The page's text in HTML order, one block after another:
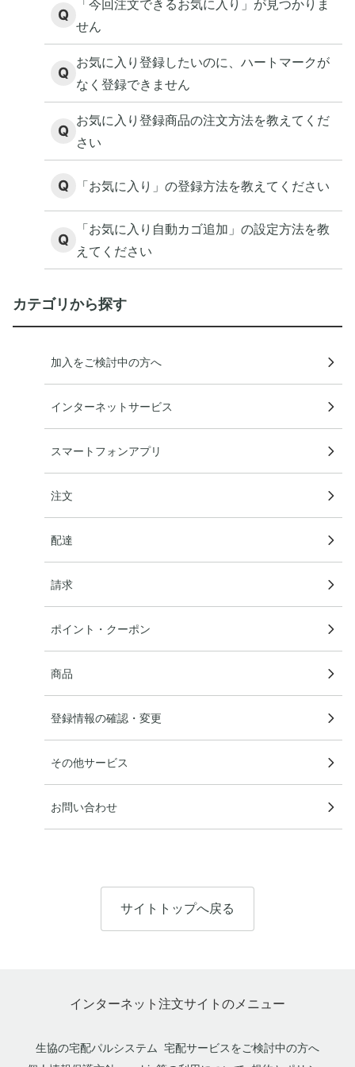
Q
「今回注文できるお気に入り」が見つかりま
せん
Q
お気に入り登録したいのに、ハートマークが
なく登録できません
Q
お気に入り登録商品の注文方法を教えてくだ
さい
Q 「お気に入り」の登録方法を教えてください
Q
「お気に入り自動カゴ追加」の設定方法を教
えてください
カテゴリから探す
加入をご検討中の方へ
インターネットサービス
スマートフォンアプリ
注文
配達
請求
ポイント・クーポン
商品
登録情報の確認・変更
その他サービス
お問い合わせ
サイトトップへ戻る
インターネット注文サイトのメニュー
生協の宅配パルシステム 宅配サービスをご検討中の方へ